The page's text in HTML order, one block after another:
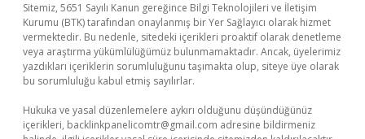
Sitemiz, 5651 Sayılı Kanun gereğince Bilgi Teknolojileri ve İletişim
Kurumu (BTK) tarafından onaylanmış bir Yer Sağlayıcı olarak hizmet
vermektedir. Bu nedenle, sitedeki içerikleri proaktif olarak denetleme
veya araştırma yükümlülüğümüz bulunmamaktadır. Ancak, üyelerimiz
yazdıkları içeriklerin sorumluluğunu taşımakta olup, siteye üye olarak
bu sorumluluğu kabul etmiş sayılırlar.
Hukuka ve yasal düzenlemelere aykırı olduğunu düşündüğünüz
içerikleri, backlinkpanelicomtr@gmail.com adresine bildirmeniz